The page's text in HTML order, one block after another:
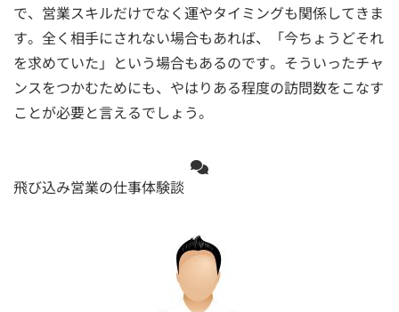
で、営業スキルだけでなく運やタイミングも関係してきま
す。全く相手にされない場合もあれば、「今ちょうどそれ
を求めていた」という場合もあるのです。そういったチャ
ンスをつかむためにも、やはりある程度の訪問数をこなす
ことが必要と言えるでしょう。
飛び込み営業の仕事体験談